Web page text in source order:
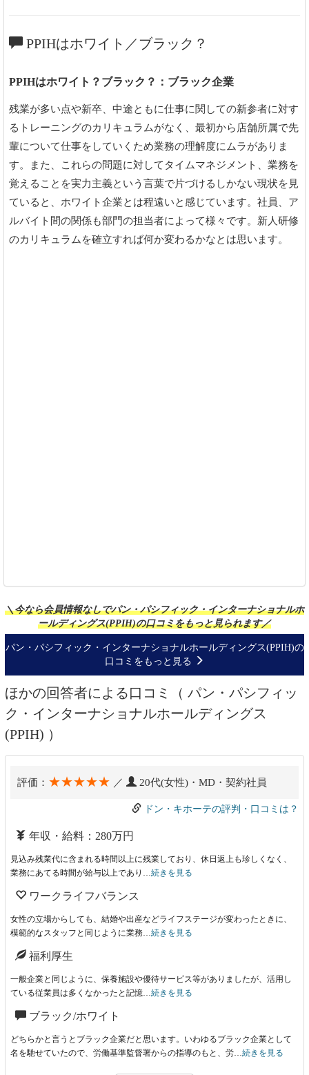
PPIHはホワイト／ブラック？
PPIHはホワイト？ブラック？：ブラック企業
残業が多い点や新卒、中途ともに仕事に関しての新参者に対す
るトレーニングのカリキュラムがなく、最初から店舗所属で先
輩について仕事をしていくため業務の理解度にムラがありま
す。また、これらの問題に対してタイムマネジメント、業務を
覚えることを実力主義という言葉で片づけるしかない現状を見
ていると、ホワイト企業とは程遠いと感じています。社員、ア
ルバイト間の関係も部門の担当者によって様々です。新人研修
のカリキュラムを確立すれば何か変わるかなとは思います。
＼今なら会員情報なしでパン・パシフィック・インターナショナルホ
ールディングス(PPIH)の口コミをもっと見られます／
パン・パシフィック・インターナショナルホールディングス(PPIH)の
口コミをもっと見る
ほかの回答者による口コミ（ パン・パシフィッ
ク・インターナショナルホールディングス
(PPIH) ）
評価： ★★★★★ ／ 20代(女性)・MD・契約社員
ドン・キホーテの評判・口コミは？
年収・給料：280万円
見込み残業代に含まれる時間以上に残業しており、休日返上も珍しくなく、
業務にあてる時間が給与以上であり…続きを見る
ワークライフバランス
女性の立場からしても、結婚や出産などライフステージが変わったときに、
模範的なスタッフと同じように業務…続きを見る
福利厚生
一般企業と同じように、保養施設や優待サービス等がありましたが、活用し
ている従業員は多くなかったと記憶…続きを見る
ブラック/ホワイト
どちらかと言うとブラック企業だと思います。いわゆるブラック企業として
名を馳せていたので、労働基準監督署からの指導のもと、労…続きを見る